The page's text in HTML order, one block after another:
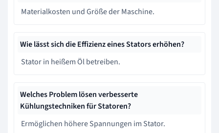
Materialkosten und Größe der Maschine.
Wie lässt sich die Effizienz eines Stators erhöhen?
Stator in heißem Öl betreiben.
Welches Problem lösen verbesserte
Kühlungstechniken für Statoren?
Ermöglichen höhere Spannungen im Stator.